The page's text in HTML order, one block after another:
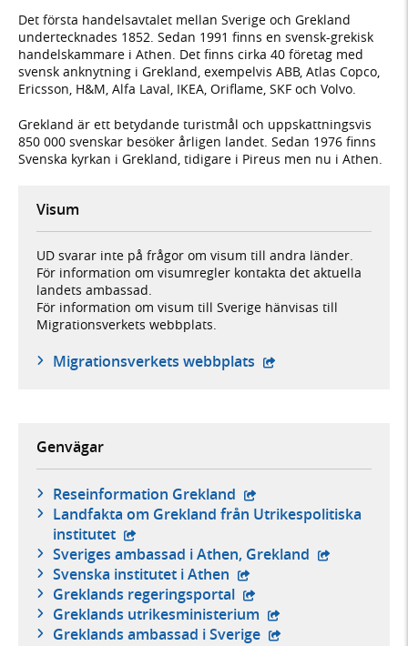
Det första handelsavtalet mellan Sverige och Grekland
undertecknades 1852. Sedan 1991 finns en svensk-grekisk
handelskammare i Athen. Det finns cirka 40 företag med
svensk anknytning i Grekland, exempelvis ABB, Atlas Copco,
Ericsson, H&M, Alfa Laval, IKEA, Oriflame, SKF och Volvo.
Grekland är ett betydande turistmål och uppskattningsvis
850 000 svenskar besöker årligen landet. Sedan 1976 finns
Svenska kyrkan i Grekland, tidigare i Pireus men nu i Athen.
Visum
UD svarar inte på frågor om visum till andra länder.
För information om visumregler kontakta det aktuella
landets ambassad.
För information om visum till Sverige hänvisas till
Migrationsverkets webbplats.
Migrationsverkets webbplats - öppnas i ny flik,
Genvägar
Reseinformation Grekland - extern webbplats,
Landfakta om Grekland från Utrikespolitiska
institutet - extern webbplats,
Sveriges ambassad i Athen, Grekland - extern
Svenska institutet i Athen - extern webbplats,
Greklands regeringsportal - extern webbplats,
Greklands utrikesministerium - extern webbplats,
Greklands ambassad i Sverige - extern webbplats,